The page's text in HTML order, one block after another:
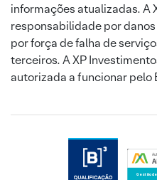
informações atualizadas. A
responsabilidade por
por força de falha de
terceiros. A XP
autorizada a funcionar pelo